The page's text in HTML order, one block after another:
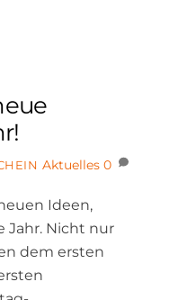
Aktuelles 0
Ideen,
Jahr. Nicht nur
dem ersten